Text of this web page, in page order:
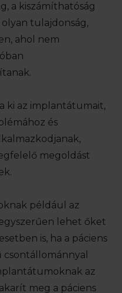
a kiszámíthatóság
olyan tulajdonság,
ahol nem
ki az implantátumait,
és
megoldást
például az
lehet őket
is, ha a páciens
az
meg a páciens